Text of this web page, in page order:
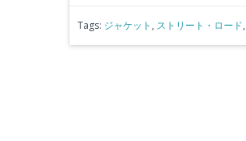
Tags: ジャケット , ストリート・ロード,